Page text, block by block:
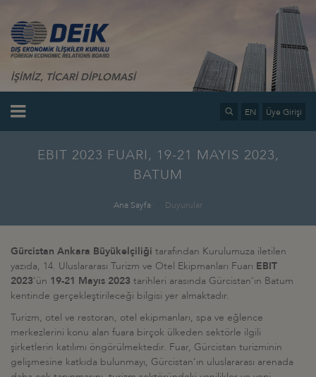
İŞİMİZ, TİCARİ DİPLOMASİ
EN Üye Girişi
EBIT 2023 FUARI, 19-21 MAYIS 2023,
BATUM
Ana Sayfa Duyurular
Gürcistan Ankara Büyükelçiliği tarafından Kurulumuza iletilen
yazıda, 14. Uluslararası Turizm ve Otel Ekipmanları Fuarı EBIT
2023'ün 19-21 Mayıs 2023 tarihleri arasında Gürcistan'ın Batum
kentinde gerçekleştirileceği bilgisi yer almaktadır.
Turizm, otel ve restoran, otel ekipmanları, spa ve eğlence
merkezlerini konu alan fuara birçok ülkeden sektörle ilgili
şirketlerin katılımı öngörülmektedir. Fuar, Gürcistan turizminin
gelişmesine katkıda bulunmayı, Gürcistan'ın uluslararası arenada